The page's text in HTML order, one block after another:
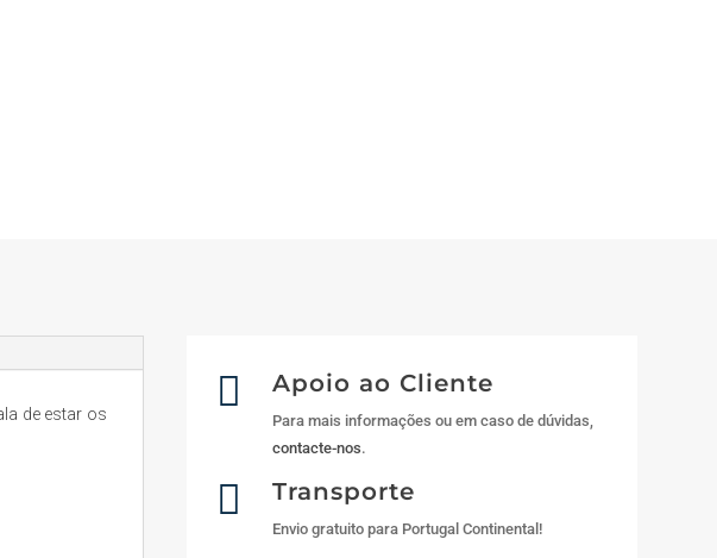
de estar os
 Apoio ao Cliente
Para mais informações ou em caso de dúvidas,
contacte-nos.
 Transporte
Envio gratuito para Portugal Continental!